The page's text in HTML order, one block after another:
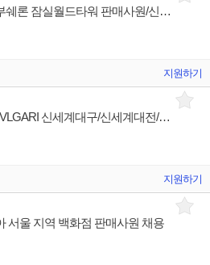
[BOUCHERON]명품 주얼리 부쉐론 잠실월드타워 판매사원/신세계센텀 점장/신세계대전 Admin 채용
지원하기
[불가리 코리아]명품 주얼리 BVLGARI 신세계대구/신세계대전/롯데광주 슈퍼바이저/판매사원 채용
지원하기
서울 지역 백화점 판매사원 채용